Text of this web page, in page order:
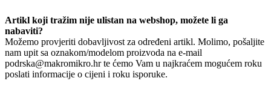
Artikl koji tražim nije ulistan na webshop, možete li ga
nabaviti?
Možemo provjeriti dobavljivost za određeni artikl. Molimo, pošaljite
nam upit sa oznakom/modelom proizvoda na e-mail
podrska@makromikro.hr te ćemo Vam u najkraćem mogućem roku
poslati informacije o cijeni i roku isporuke.